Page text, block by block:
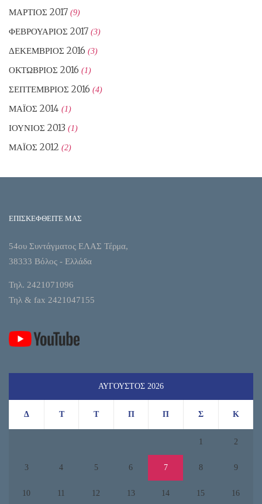
ΜΆΡΤΙΟΣ 2017 (9)
ΦΕΒΡΟΥΆΡΙΟΣ 2017 (3)
ΔΕΚΈΜΒΡΙΟΣ 2016 (3)
ΟΚΤΏΒΡΙΟΣ 2016 (1)
ΣΕΠΤΈΜΒΡΙΟΣ 2016 (4)
ΜΆΙΟΣ 2014 (1)
ΙΟΎΝΙΟΣ 2013 (1)
ΜΆΙΟΣ 2012 (2)
ΕΠΙΣΚΕΦΘΕΙΤΕ ΜΑΣ
54ου Συντάγματος ΕΛΑΣ Τέρμα,
38333 Βόλος - Ελλάδα
Τηλ. 2421071096
Τηλ & fax 2421047155
ΑΎΓΟΥΣΤΟΣ 2026
Δ Τ Τ Π Π Σ Κ
1 2
3 4 5 6 7 8 9
10 11 12 13 14 15 16